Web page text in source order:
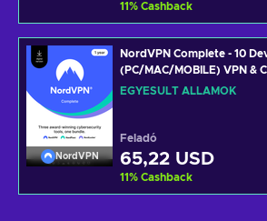
11% Cashback
NordVPN
NordVPN Complete - 10
(PC/MAC/MOBILE) VPN &
Software Subscription Key
EGYESÜLT ÁLLAMOK
Feladó
65,22 USD
11% Cashback